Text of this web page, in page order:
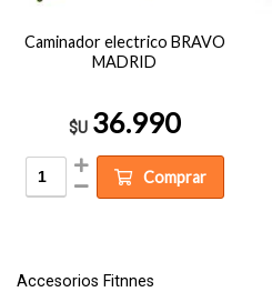
Accesorios Fitnnes
Caminador electrico BRAVO
MADRID
$U 36.990
Comprar